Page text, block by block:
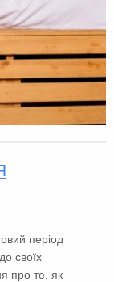
період
своїх
про те, як